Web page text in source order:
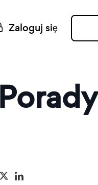
Zaloguj się